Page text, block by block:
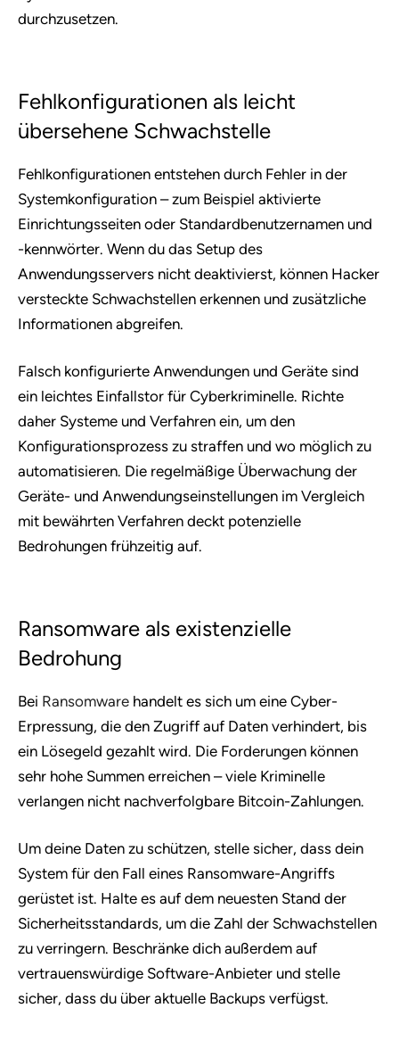
durchzusetzen.
Fehlkonfigurationen als leicht
übersehene Schwachstelle
Fehlkonfigurationen entstehen durch Fehler in der
Systemkonfiguration – zum Beispiel aktivierte
Einrichtungsseiten oder Standardbenutzernamen und
-kennwörter. Wenn du das Setup des
Anwendungsservers nicht deaktivierst, können Hacker
versteckte Schwachstellen erkennen und zusätzliche
Informationen abgreifen.
Falsch konfigurierte Anwendungen und Geräte sind
ein leichtes Einfallstor für Cyberkriminelle. Richte
daher Systeme und Verfahren ein, um den
Konfigurationsprozess zu straffen und wo möglich zu
automatisieren. Die regelmäßige Überwachung der
Geräte- und Anwendungseinstellungen im Vergleich
mit bewährten Verfahren deckt potenzielle
Bedrohungen frühzeitig auf.
Ransomware als existenzielle
Bedrohung
Bei Ransomware handelt es sich um eine Cyber-
Erpressung, die den Zugriff auf Daten verhindert, bis
ein Lösegeld gezahlt wird. Die Forderungen können
sehr hohe Summen erreichen – viele Kriminelle
verlangen nicht nachverfolgbare Bitcoin-Zahlungen.
Um deine Daten zu schützen, stelle sicher, dass dein
System für den Fall eines Ransomware-Angriffs
gerüstet ist. Halte es auf dem neuesten Stand der
Sicherheitsstandards, um die Zahl der Schwachstellen
zu verringern. Beschränke dich außerdem auf
vertrauenswürdige Software-Anbieter und stelle
sicher, dass du über aktuelle Backups verfügst.